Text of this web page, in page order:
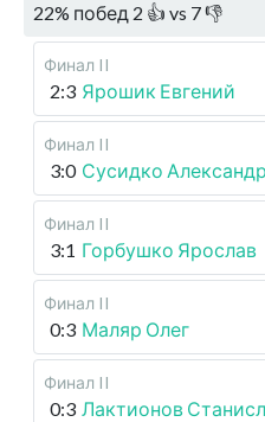
22% побед 2 👍 vs 7👎
Финал II
2:3 Ярошик Евгений
Финал II
3:0 Сусидко Александр
Финал II
3:1 Горбушко Ярослав
Финал II
0:3 Маляр Олег
Финал II
0:3 Лактионов